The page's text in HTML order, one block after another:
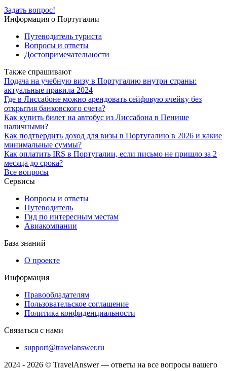
Задать вопрос!
Информация о Португалии
Путеводитель туриста
Вопросы и ответы
Достопримечательности
Также спрашивают
Подача на учебную визу в Португалию внутри страны:
актуальные правила 2024
Где в Лиссабоне можно арендовать сейфовую ячейку без
открытия банковского счета?
Как купить билет на автобус из Лиссабона в Пенише
наличными?
Как подтвердить доход для визы в Португалию в 2026 и какие
минимальные суммы?
Как оплатить IRS в Португалии, если письмо не пришло за 2
месяца до срока?
Все вопросы
Сервисы
Вопросы и ответы
Путеводитель
Гид по интересным местам
Авиакомпании
База знаний
О проекте
Информация
Правообладателям
Пользовательское соглашение
Политика конфиденциальности
Связаться с нами
support@travelanswer.ru
2024 - 2026 © TravelAnswer — ответы на все вопросы вашего